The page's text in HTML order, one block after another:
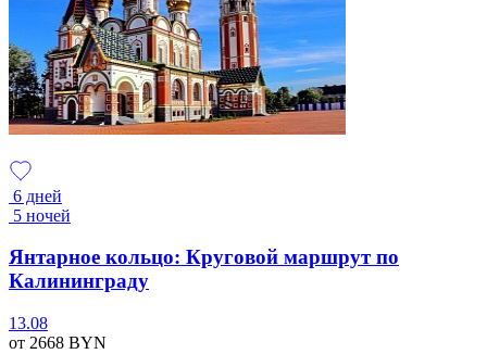
6 дней
5 ночей
Янтарное кольцо: Круговой маршрут по
Калининграду
13.08
от 2668 BYN